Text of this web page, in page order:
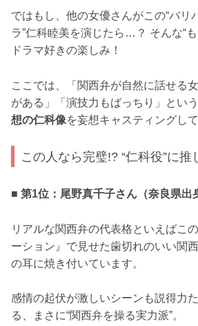
ではもし、他の女優さんがこの“バリ
ラ”仁科睦美を演じたら…？ そんな“
ドラマ好きの楽しみ！
ここでは、「関西弁が自然に話せる
がある」「演技力もばっちり」とい
想の仁科像を妄想キャスティングし
この人なら完璧!? “仁科役”に
■ 第1位：尾野真千子さん（奈良県出
リアルな関西弁の代表格といえばこ
ーション』で見せた歯切れのいい関
の耳に焼き付いています。
感情の起伏が激しいシーンも説得力
る、まさに“関西弁を操る実力派”。